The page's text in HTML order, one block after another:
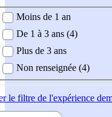
demandée
Moins de 1 an
De 1 à 3 ans (4)
Plus de 3 ans
Non renseignée (4)
le filtre de l'expérience